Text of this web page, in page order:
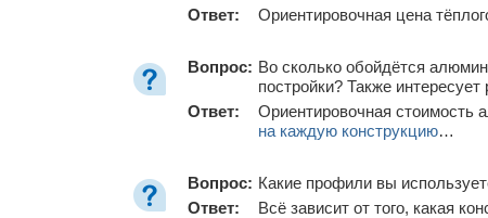
Ответ:
Ориентировочная цена
Вопрос: Во сколько обойдётся
постройки? Также
Ответ:
Ориентировочная стоимость
на каждую конструкцию…
Вопрос: Какие профили вы
Ответ:
Всё зависит от того, какая